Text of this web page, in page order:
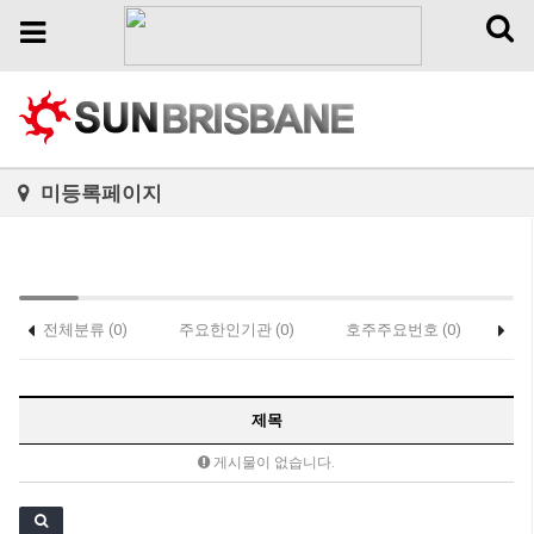
Toggle
Toggle
미등록페이지
전체분류 (0) 주요한인기관 (0) 호주주요번호 (0)
제목
게시물이 없습니다.